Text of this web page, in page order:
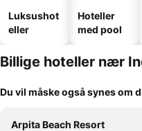
Luksushot
eller
Hoteller
med pool
Billige hoteller nær
Du vil måske også synes om
Arpita Beach Resort